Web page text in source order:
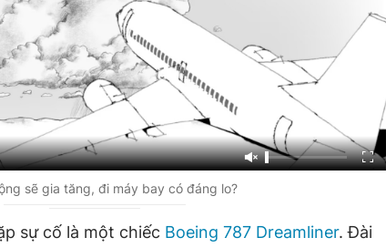
sẽ gia tăng, đi máy bay có đáng lo?
sự cố là một chiếc Boeing 787 Dreamliner. Đài